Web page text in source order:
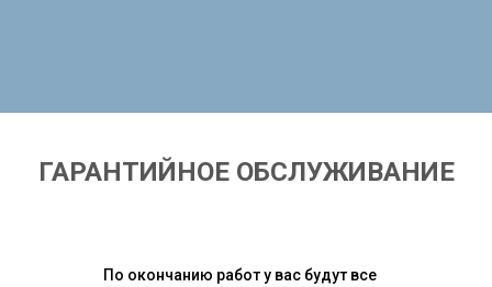
ГАРАНТИЙНОЕ ОБСЛУЖИВАНИЕ
По окончанию работ у вас будут все